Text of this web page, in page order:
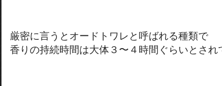
厳密に言うとオードトワレと呼ばれる種類で
香りの持続時間は大体３〜４時間ぐらいとされ